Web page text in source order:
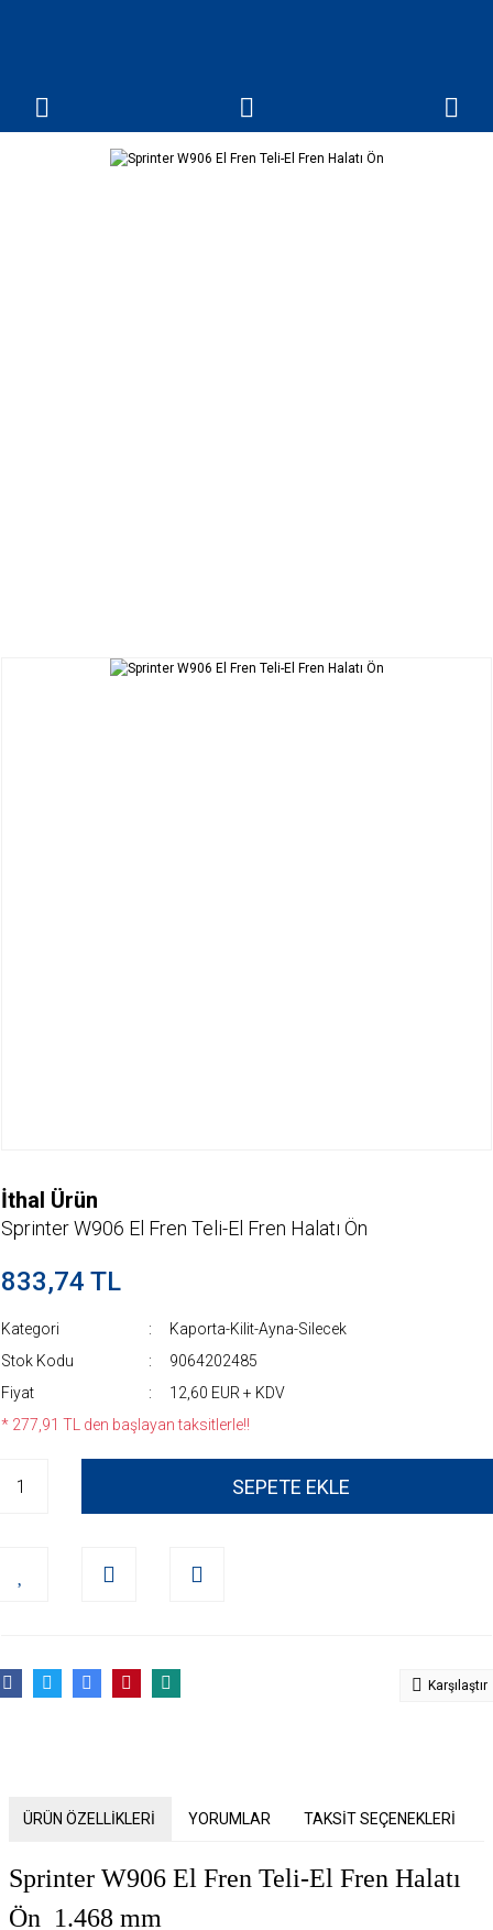
İthal Ürün
Sprinter W906 El Fren Teli-El Fren Halatı Ön
833,74 TL
Kategori
Kaporta-Kilit-Ayna-Silecek
Stok Kodu
9064202485
Fiyat
12,60 EUR + KDV
* 277,91 TL den başlayan taksitlerle!!
SEPETE EKLE
Karşılaştır
ÜRÜN ÖZELLİKLERİ YORUMLAR TAKSİT SEÇENEKLERİ
Sprinter W906 El Fren Teli-El Fren Halatı
Ön 1.468 mm